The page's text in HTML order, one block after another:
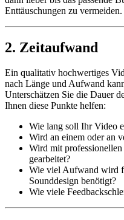
Enttäuschungen zu vermeiden.
2. Zeitaufwand
Ein qualitativ hochwertiges
nach Länge und Aufwand
Unterschätzen Sie die Dauer
Ihnen diese Punkte helfen:
Wie lang soll Ihr Video
Wird an einem oder an
Wird mit
gearbeitet?
Wie viel Aufwand wird
Sounddesign benötigt?
Wie viele